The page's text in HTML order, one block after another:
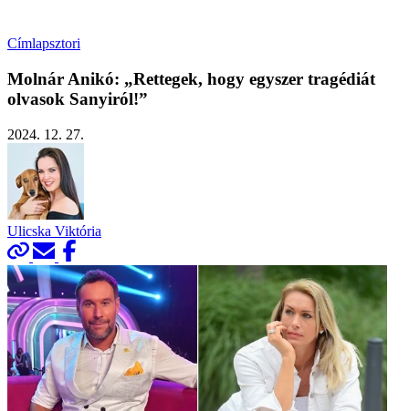
Címlapsztori
Molnár Anikó: „Rettegek, hogy egyszer tragédiát
olvasok Sanyiról!”
2024. 12. 27.
Ulicska Viktória